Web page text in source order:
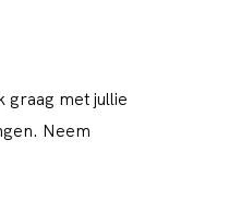
graag met jullie
Neem